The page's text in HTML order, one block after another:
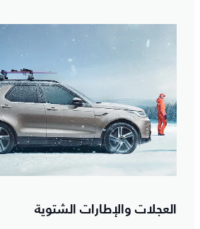
العجلات والإطارات الشتوية